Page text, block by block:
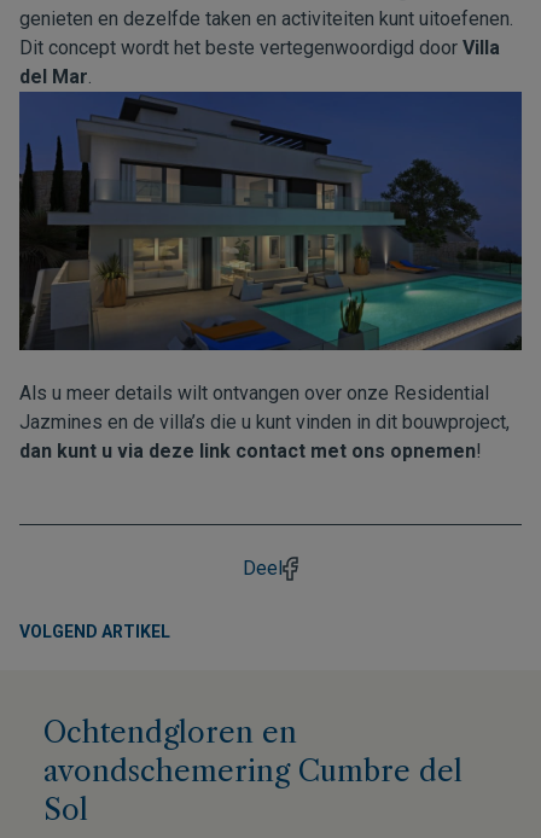
genieten en dezelfde taken en activiteiten kunt uitoefenen.
Dit concept wordt het beste vertegenwoordigd door Villa
del Mar.
Als u meer details wilt ontvangen over onze Residential
Jazmines en de villa’s die u kunt vinden in dit bouwproject,
dan kunt u via deze link contact met ons opnemen!
Deel
VOLGEND ARTIKEL
Ochtendgloren en
avondschemering Cumbre del
Sol